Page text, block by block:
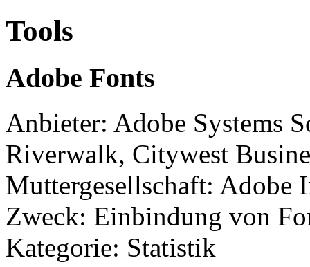
Tools
Adobe Fonts
Anbieter: Adobe Systems
Riverwalk, Citywest
Muttergesellschaft: Adobe
Zweck: Einbindung von
Kategorie: Statistik